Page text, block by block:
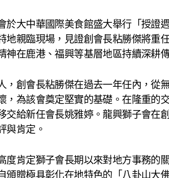
於大中華國際美食館盛大舉行「授證
地親臨現場，見證創會長粘勝傑將重
神在鹿港、福興等基層地區持續深耕
，創會長粘勝傑在過去一年任內，從
，為該會奠定堅實的基礎。在隆重的
交給新任會長姚雅婷。龍興獅子會在
與肯定。
度肯定獅子會長期以來對地方事務的
頒贈極具彰化在地特色的「八卦山大